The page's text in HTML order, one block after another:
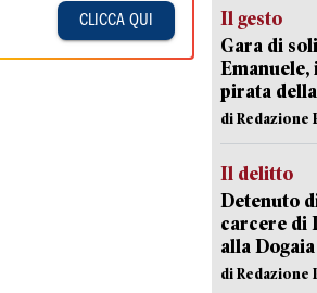
CLICCA QUI
Il gesto
Gara di
Emanuele,
pirata
di Redazione
Il delitto
Detenuto
carcere di
alla Dogaia
di Redazione